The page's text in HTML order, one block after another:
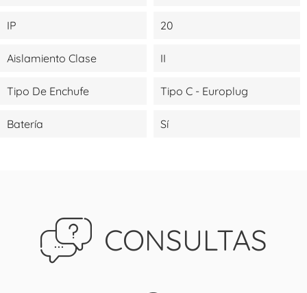
IP 20
Aislamiento Clase II
Tipo De Enchufe Tipo C - Europlug
Batería Sí
CONSULTAS